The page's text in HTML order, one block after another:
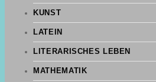
KUNST
LATEIN
LITERARISCHES LEBEN
MATHEMATIK